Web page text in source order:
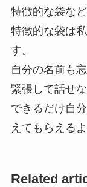
特徴的な袋な
特徴的な袋は
す。
自分の名前も
緊張して話せ
できるだけ自
えてもらえる
Related